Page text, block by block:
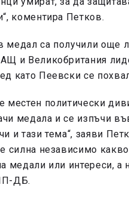
коментира Петков.
медал са получили още
и Великобритания
като Пеевски се
местен политически
медала и се изпъчи
и тази тема“, заяви
силна независимо
медали или интереси, а
ДБ.